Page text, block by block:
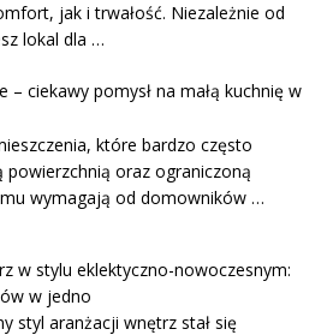
jak i trwałość. Niezależnie od
lokal dla …
– ciekawy pomysł na małą kuchnię w
które bardzo często
powierzchnią oraz ograniczoną
wymagają od domowników …
w stylu eklektyczno-nowoczesnym:
w jedno
styl aranżacji wnętrz stał się